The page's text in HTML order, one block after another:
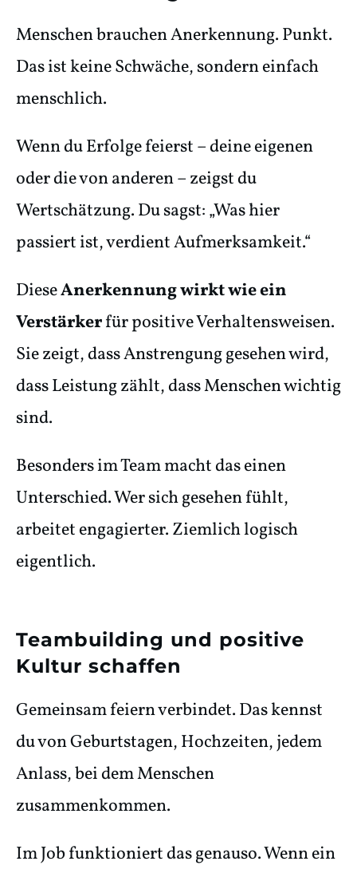
Menschen brauchen Anerkennung. Punkt.
Das ist keine Schwäche, sondern einfach
menschlich.
Wenn du Erfolge feierst – deine eigenen
oder die von anderen – zeigst du
Wertschätzung. Du sagst: „Was hier
passiert ist, verdient Aufmerksamkeit.“
DieseAnerkennung wirkt wie ein
Verstärkerfür positive Verhaltensweisen.
Sie zeigt, dass Anstrengung gesehen wird,
dass Leistung zählt, dass Menschen wichtig
sind.
Besonders im Team macht das einen
Unterschied. Wer sich gesehen fühlt,
arbeitet engagierter. Ziemlich logisch
eigentlich.
Teambuilding und positive
Kultur schaffen
Gemeinsam feiern verbindet. Das kennst
du von Geburtstagen, Hochzeiten, jedem
Anlass, bei dem Menschen
zusammenkommen.
Im Job funktioniert das genauso. Wenn ein